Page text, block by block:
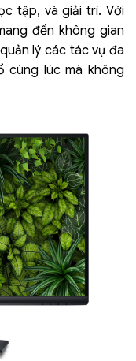
tập, và giải trí. Với
đến không gian
lý các tác vụ đa
cùng lúc mà không